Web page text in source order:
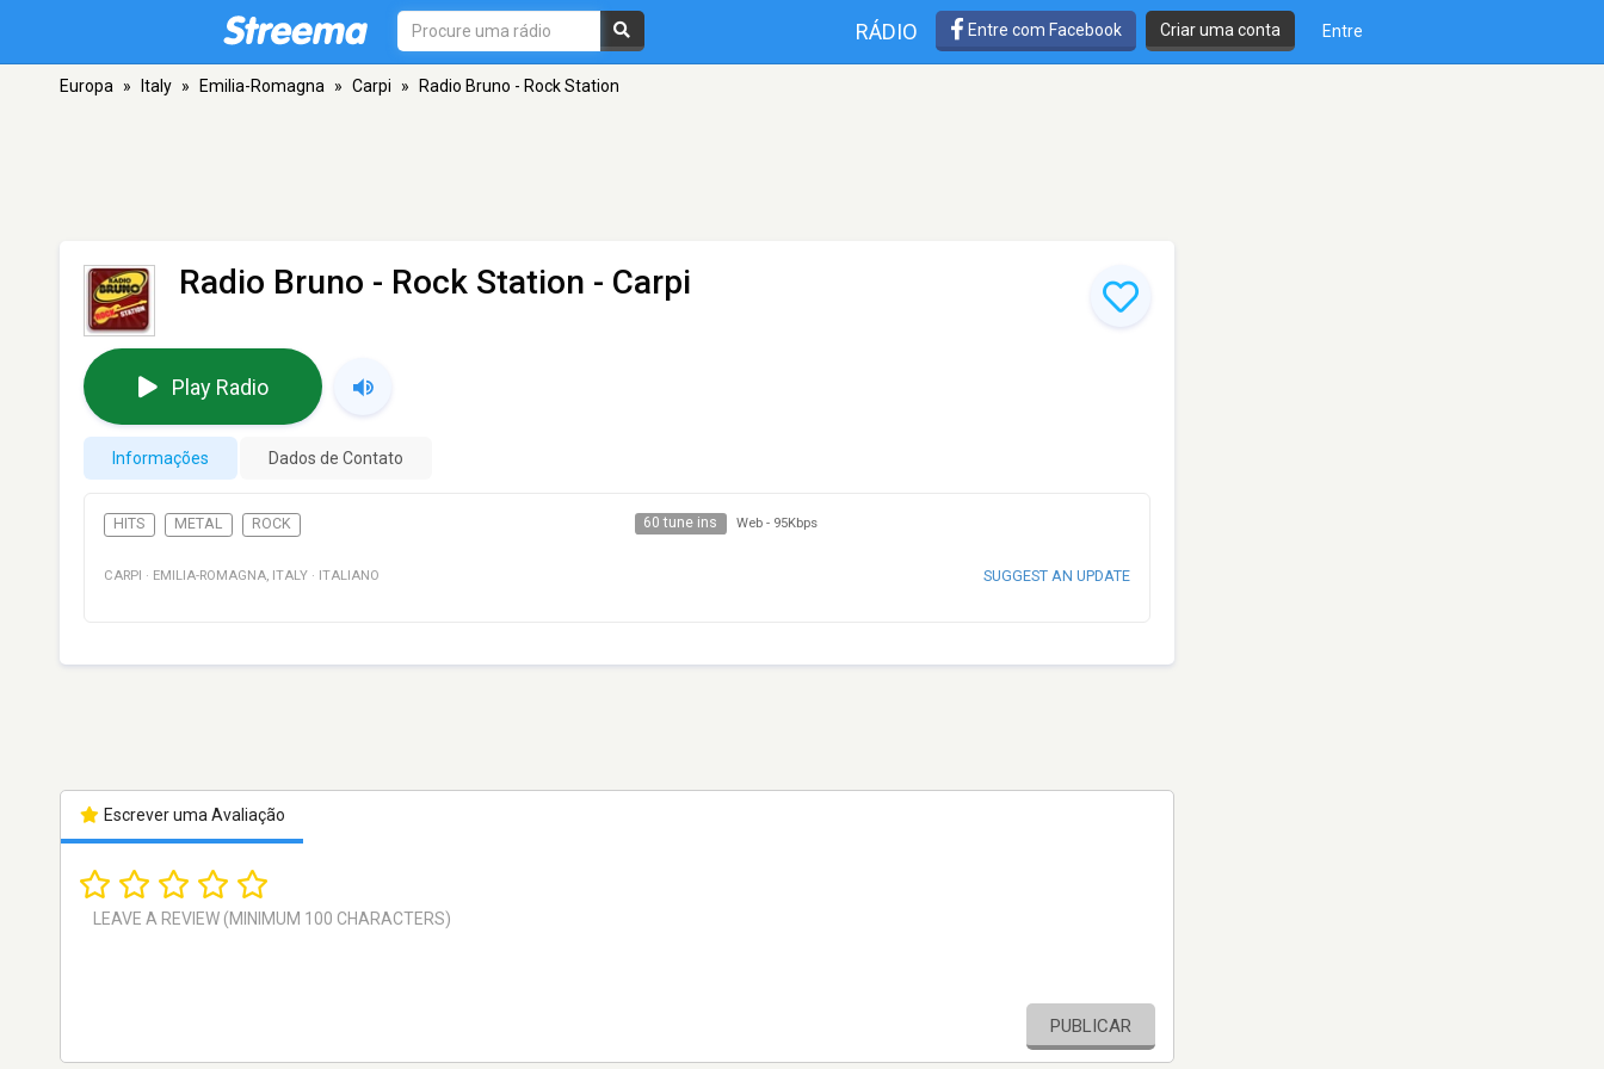
RÁDIO Entre com Facebook Criar uma conta Entre
Europa » Italy » Emilia-Romagna » Carpi » Radio Bruno - Rock Station
Radio Bruno - Rock Station - Carpi
Play Radio
Informações Dados de Contato
HITS METAL ROCK 60 tune ins Web - 95Kbps
CARPI · EMILIA-ROMAGNA, ITALY · ITALIANO SUGGEST AN UPDATE
Escrever uma Avaliação
PUBLICAR